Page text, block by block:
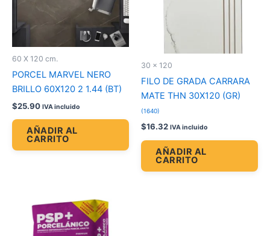
60 X 120 cm.
PORCEL MARVEL NERO
BRILLO 60X120 2 1.44 (BT)
$25.90 IVA incluido
AÑADIR AL
CARRITO
30 x 120
FILO DE GRADA CARRARA
MATE THN 30X120 (GR)
(1640)
$16.32 IVA incluido
AÑADIR AL
CARRITO